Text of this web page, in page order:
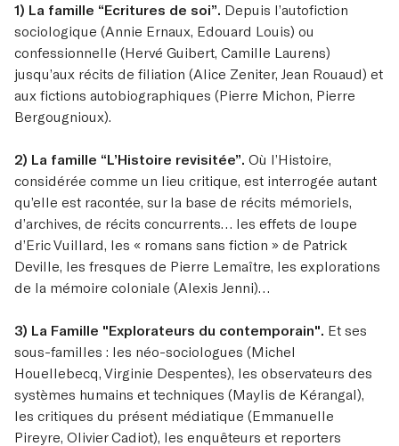
1) La famille “Ecritures de soi”. Depuis l’autofiction
sociologique (Annie Ernaux, Edouard Louis) ou
confessionnelle (Hervé Guibert, Camille Laurens)
jusqu’aux récits de filiation (Alice Zeniter, Jean Rouaud) et
aux fictions autobiographiques (Pierre Michon, Pierre
Bergougnioux).
2) La famille “L’Histoire revisitée”. Où l’Histoire,
considérée comme un lieu critique, est interrogée autant
qu’elle est racontée, sur la base de récits mémoriels,
d’archives, de récits concurrents… les effets de loupe
d’Eric Vuillard, les « romans sans fiction » de Patrick
Deville, les fresques de Pierre Lemaître, les explorations
de la mémoire coloniale (Alexis Jenni)…
3) La Famille "Explorateurs du contemporain". Et ses
sous-familles : les néo-sociologues (Michel
Houellebecq, Virginie Despentes), les observateurs des
systèmes humains et techniques (Maylis de Kérangal),
les critiques du présent médiatique (Emmanuelle
Pireyre, Olivier Cadiot), les enquêteurs et reporters